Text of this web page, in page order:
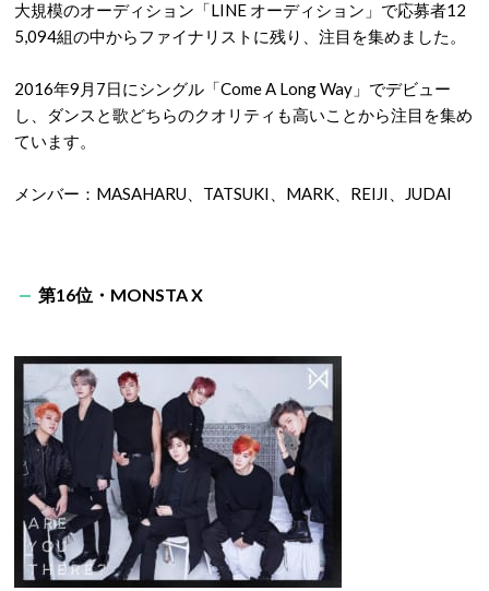
大規模のオーディション「LINE オーディション」で応募者12
5,094組の中からファイナリストに残り、注目を集めました。
2016年9月7日にシングル「Come A Long Way」でデビュー
し、ダンスと歌どちらのクオリティも高いことから注目を集め
ています。
メンバー：MASAHARU、TATSUKI、MARK、REIJI、JUDAI
第16位・MONSTA X